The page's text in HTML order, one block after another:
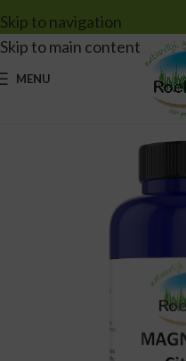
Skip to navigation
Skip to main content
MENU